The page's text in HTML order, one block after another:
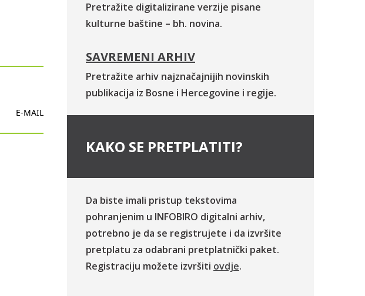
E-MAIL
Pretražite digitalizirane verzije pisane
kulturne baštine – bh. novina.
SAVREMENI ARHIV
Pretražite arhiv najznačajnijih novinskih
publikacija iz Bosne i Hercegovine i regije.
KAKO SE PRETPLATITI?
Da biste imali pristup tekstovima
pohranjenim u INFOBIRO digitalni arhiv,
potrebno je da se registrujete i da izvršite
pretplatu za odabrani pretplatnički paket.
Registraciju možete izvršiti ovdje.